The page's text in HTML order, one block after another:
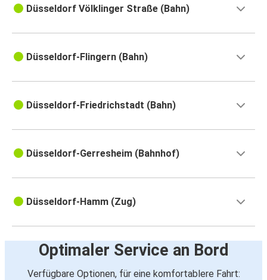
Düsseldorf Völklinger Straße (Bahn)
Düsseldorf-Flingern (Bahn)
Düsseldorf-Friedrichstadt (Bahn)
Düsseldorf-Gerresheim (Bahnhof)
Düsseldorf-Hamm (Zug)
Optimaler Service an Bord
Verfügbare Optionen, für eine komfortablere Fahrt: